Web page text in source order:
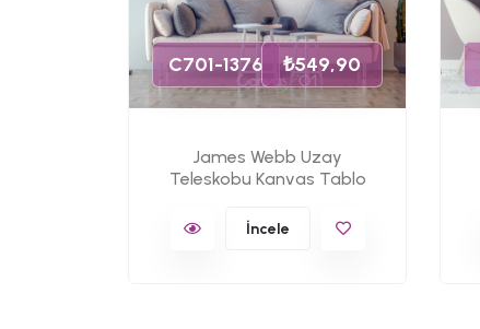
C701-1376 ₺549,90
James Webb Uzay
Teleskobu Kanvas Tablo
İncele